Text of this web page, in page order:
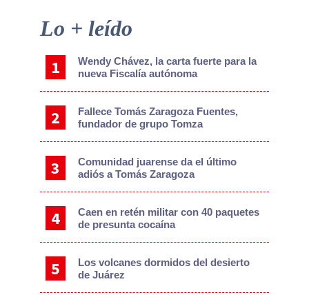
Primary
Sidebar
Lo + leído
Wendy Chávez, la carta fuerte para la
nueva Fiscalía autónoma
Fallece Tomás Zaragoza Fuentes,
fundador de grupo Tomza
Comunidad juarense da el último
adiós a Tomás Zaragoza
Caen en retén militar con 40 paquetes
de presunta cocaína
Los volcanes dormidos del desierto
de Juárez